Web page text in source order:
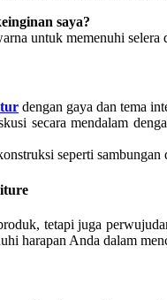
saya?
untuk memenuhi selera
dengan gaya dan tema
secara mendalam
seperti
tetapi juga
harapan Anda dalam